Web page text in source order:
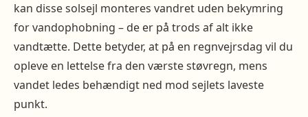
kan disse solsejl monteres vandret uden bekymring
for vandophobning – de er på trods af alt ikke
vandtætte. Dette betyder, at på en regnvejrsdag vil du
opleve en lettelse fra den værste støvregn, mens
vandet ledes behændigt ned mod sejlets laveste
punkt.